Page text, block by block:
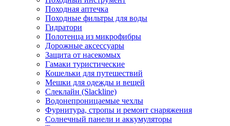
Походная аптечка
Походные фильтры для воды
Гидратори
Полотенца из микрофибры
Дорожные аксессуары
Защита от насекомых
Гамаки туристические
Кошельки для путешествий
Мешки для одежды и вещей
Слеклайн (Slackline)
Водонепроницаемые чехлы
Фурнитура, стропы и ремонт снаряжения
Солнечный панели и аккумуляторы